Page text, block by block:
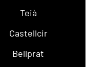
Teià
Castellcir
Bellprat